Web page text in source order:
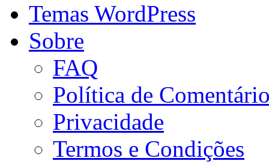
Temas WordPress
Sobre
FAQ
Política de
Privacidade
Termos e Condições